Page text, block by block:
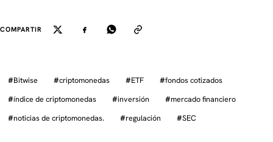
COMPARTIR
#Bitwise #criptomonedas #ETF #fondos cotizados
#índice de criptomonedas #inversión #mercado financiero
#noticias de criptomonedas. #regulación #SEC